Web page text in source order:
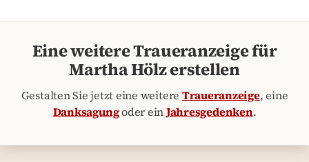
Eine weitere Traueranzeige für
Martha Hölz erstellen
Gestalten Sie jetzt eine weitere Traueranzeige, eine
Danksagungoder einJahresgedenken.